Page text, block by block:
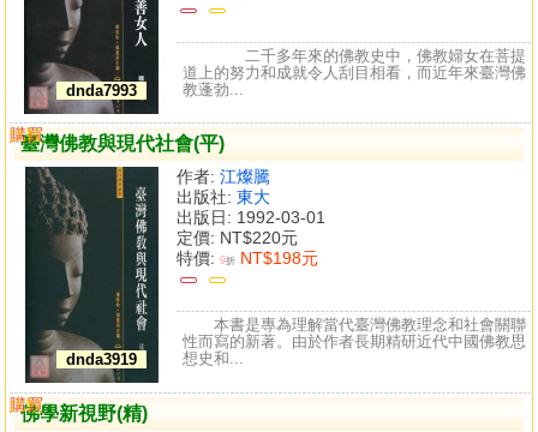
dnda7993
二千多年來的佛教史中，佛教婦女在菩提
道上的努力和成就令人刮目相看，而近年來臺灣佛
教蓬勃...
臺灣佛教與現代社會(平)
dnda3919
作者: 江燦騰
出版社: 東大
出版日: 1992-03-01
定價: NT$220元
特價: 9折 NT$198元
購買
比較
本書是專為理解當代臺灣佛教理念和社會關聯
性而寫的新著。由於作者長期精研近代中國佛教思
想史和...
佛學新視野(精)
購買
比較